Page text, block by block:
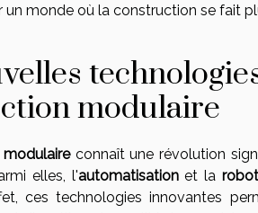
un monde où la construction se fait
modulaire
connaît une révolution
elles, l'automatisationet la
ces technologies innovantes